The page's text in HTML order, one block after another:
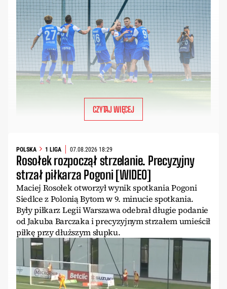
CZYTAJ WIĘCEJ
POLSKA 1 LIGA 07.08.2026 18:29
Rosołek rozpoczął strzelanie. Precyzyjny
strzał piłkarza Pogoni [WIDEO]
Maciej Rosołek otworzył wynik spotkania Pogoni
Siedlce z Polonią Bytom w 9. minucie spotkania.
Były piłkarz Legii Warszawa odebrał długie podanie
od Jakuba Barczaka i precyzyjnym strzałem umieścił
piłkę przy dłuższym słupku.